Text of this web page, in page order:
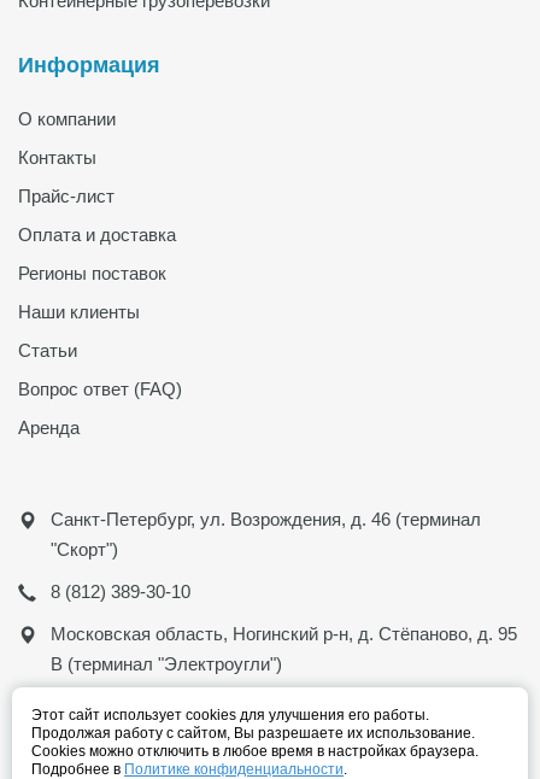
Информация
О компании
Контакты
Прайс-лист
Оплата и доставка
Регионы поставок
Наши клиенты
Статьи
Вопрос ответ (FAQ)
Аренда
Санкт-Петербург, ул. Возрождения, д. 46 (терминал
"Скорт")
8 (812) 389-30-10
Московская область, Ногинский р-н, д. Стёпаново, д. 95
В (терминал "Электроугли")
Работаем с ПН по ПТ с 8:30 до 18:00
Прием звонков: с 07:00 до 21:00
Этот сайт использует cookies для улучшения его работы.
Продолжая работу с сайтом, Вы разрешаете их использование.
Cookies можно отключить в любое время в настройках браузера.
Подробнее в Политике конфиденциальности.